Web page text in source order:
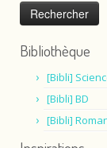
Bibliothèque
[Bibli]
[Bibli] BD
[Bibli]